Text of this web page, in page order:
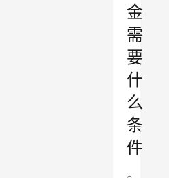
金
需
要
什
么
条
件